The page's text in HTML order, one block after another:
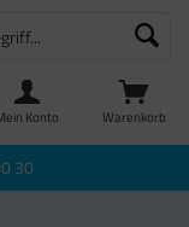
Warenkorb
Konto
30